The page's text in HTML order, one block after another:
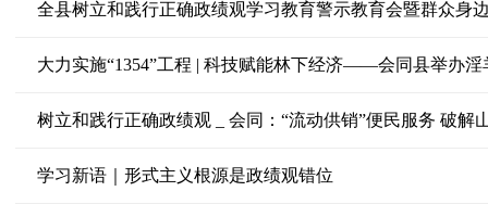
大力实施“1354”工程 | 科技赋能林下经济——会同县举办
树立和践行正确政绩观 _ 会同：“流动供销”便民服务 破解
学习新语｜形式主义根源是政绩观错位